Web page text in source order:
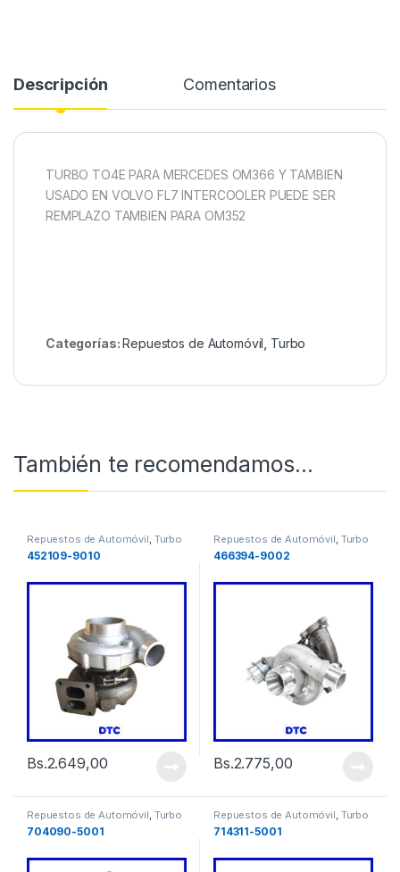
Descripción Comentarios
TURBO TO4E PARA MERCEDES OM366 Y TAMBIEN
USADO EN VOLVO FL7 INTERCOOLER PUEDE SER
REMPLAZO TAMBIEN PARA OM352
Categorías:Repuestos de Automóvil Turbo
También te recomendamos…
Repuestos de Automóvil, Turbo
452109-9010
Bs.2.649,00
Repuestos de Automóvil, Turbo
466394-9002
Bs.2.775,00
Repuestos de Automóvil, Turbo
704090-5001
Repuestos de Automóvil, Turbo
714311-5001